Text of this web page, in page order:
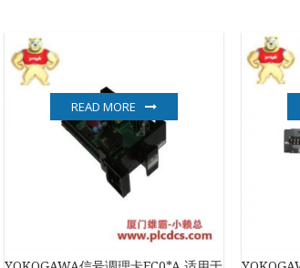
READ MORE